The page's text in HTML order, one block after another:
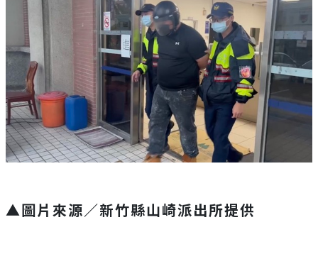
▲圖片來源／新竹縣山崎派出所提供